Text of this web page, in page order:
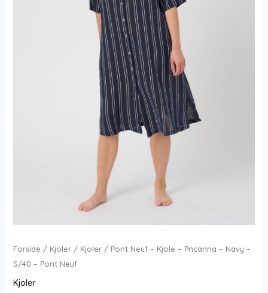
Forside / Kjoler/ Kjoler/ Pont Neuf – Kjole – Pncanna – Navy –
S/40 – Pont Neuf
Kjoler